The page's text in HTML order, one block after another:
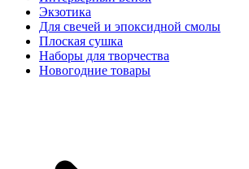
Экзотика
Для свечей и эпоксидной смолы
Плоская сушка
Наборы для творчества
Новогодние товары